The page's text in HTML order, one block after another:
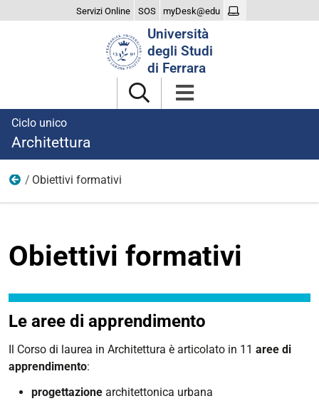
Servizi Online SOS myDesk@edu
Università
degli Studi
di Ferrara
Ciclo unico
Architettura
Cosa imparerai
Obiettivi formativi
Obiettivi formativi
Le aree di apprendimento
Il Corso di laurea in Architettura è articolato in 11 aree di
apprendimento:
progettazione architettonica urbana